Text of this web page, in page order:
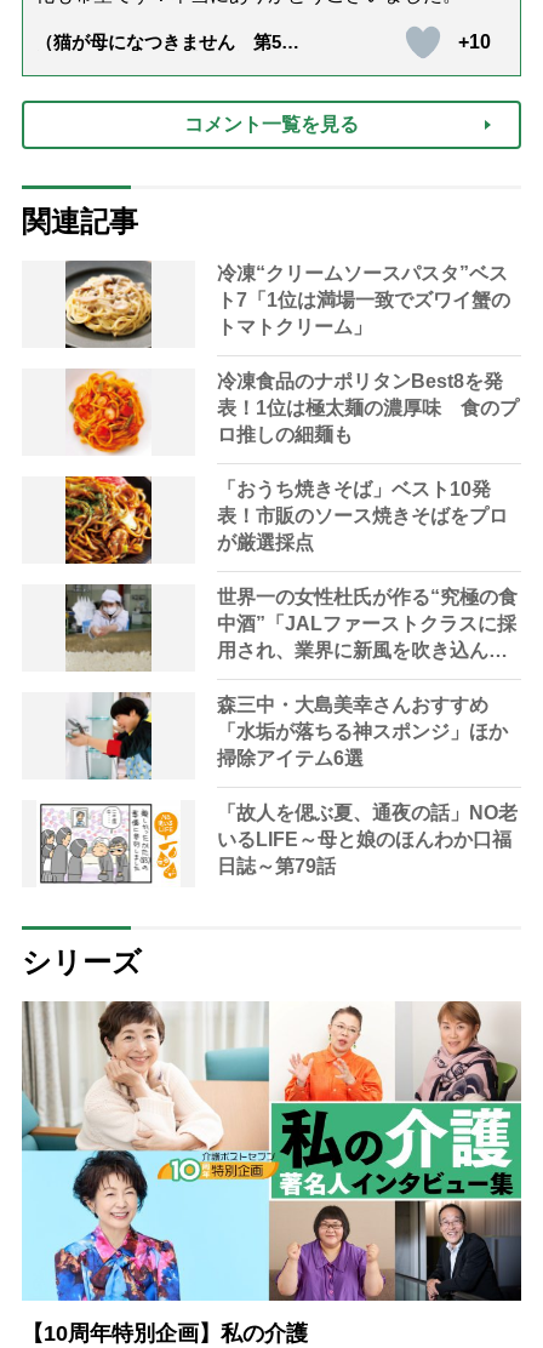
（猫が母になつきません 第500
+10
コメント一覧を見る
関連記事
冷凍“クリームソースパスタ”ベス
ト7「1位は満場一致でズワイ蟹の
トマトクリーム」
冷凍食品のナポリタンBest8を発
表！1位は極太麺の濃厚味 食のプ
ロ推しの細麺も
「おうち焼きそば」ベスト10発
表！市販のソース焼きそばをプロ
が厳選採点
世界一の女性杜氏が作る“究極の食
中酒”「JALファーストクラスに採
用され、業界に新風を吹き込ん
だ」
森三中・大島美幸さんおすすめ
「水垢が落ちる神スポンジ」ほか
掃除アイテム6選
「故人を偲ぶ夏、通夜の話」NO老
いるLIFE～母と娘のほんわか口福
日誌～第79話
シリーズ
【10周年特別企画】私の介護